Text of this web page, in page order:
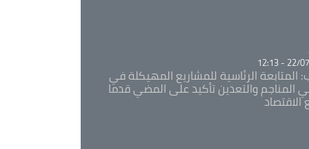
22/07/
المتابعة الرئاسية للمشاريع المهيكلة في
المناجم والتعدين تأكيد على المضي قدما
الاقتصاد